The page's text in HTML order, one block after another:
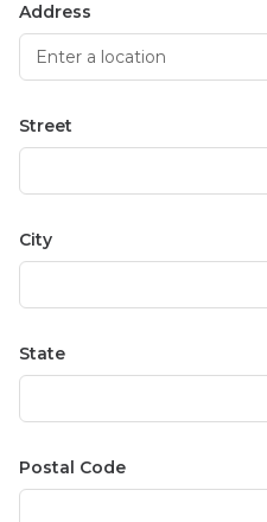
Dirección
Address
Street
City
State
Postal Code